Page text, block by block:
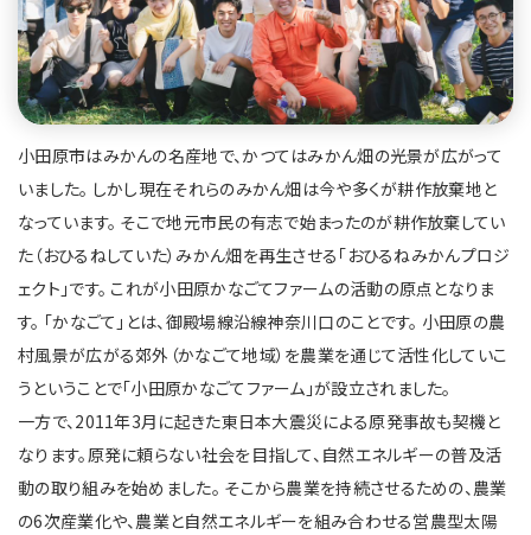
小田原市はみかんの名産地で、かつてはみかん畑の光景が広がって
いました。 しかし現在それらのみかん畑は今や多くが耕作放棄地と
なっています。 そこで地元市民の有志で始まったのが耕作放棄してい
た（おひるねしていた）みかん畑を再生させる「おひるねみかんプロジ
ェクト」です。 これが小田原かなごてファームの活動の原点となりま
す。 「かなごて」とは、御殿場線沿線神奈川口のことです。 小田原の農
村風景が広がる郊外（かなごて地域）を農業を通じて活性化していこ
うということで「小田原かなごてファーム」が設立されました。
一方で、2011年3月に起きた東日本大震災による原発事故も契機と
なります。原発に頼らない社会を目指して、自然エネルギーの普及活
動の取り組みを始めました。 そこから農業を持続させるための、農業
の6次産業化や、農業と自然エネルギーを組み合わせる営農型太陽